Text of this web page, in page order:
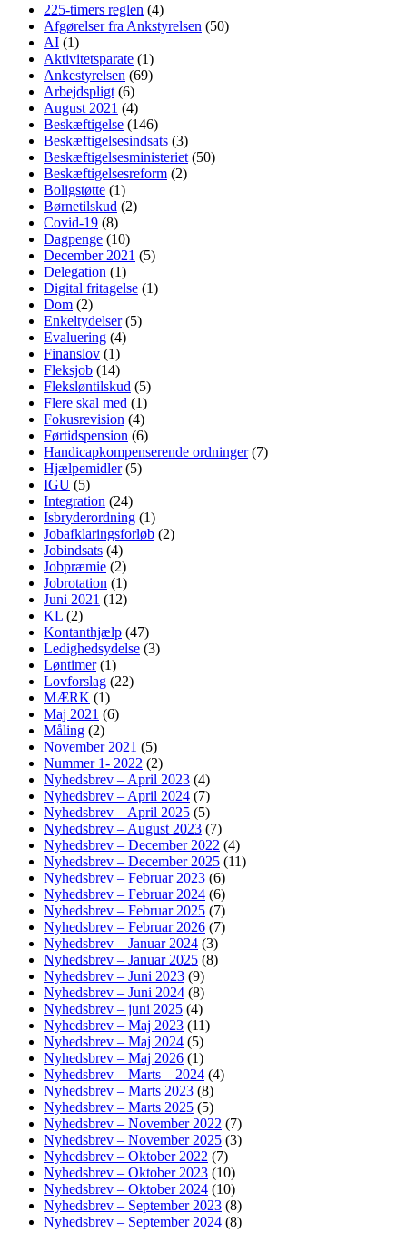
225-timers reglen (4)
Afgørelser fra Ankstyrelsen (50)
AI (1)
Aktivitetsparate (1)
Ankestyrelsen (69)
Arbejdspligt (6)
August 2021 (4)
Beskæftigelse (146)
Beskæftigelsesindsats (3)
Beskæftigelsesministeriet (50)
Beskæftigelsesreform (2)
Boligstøtte (1)
Børnetilskud (2)
Covid-19 (8)
Dagpenge (10)
December 2021 (5)
Delegation (1)
Digital fritagelse (1)
Dom (2)
Enkeltydelser(5)
Evaluering (4)
Finanslov (1)
Fleksjob (14)
Fleksløntilskud (5)
Flere skal med (1)
Fokusrevision (4)
Førtidspension (6)
Handicapkompenserende ordninger(7)
Hjælpemidler(5)
IGU (5)
Integration (24)
Isbryderordning (1)
Jobafklaringsforløb (2)
Jobindsats (4)
Jobpræmie (2)
Jobrotation (1)
Juni 2021 (12)
KL (2)
Kontanthjælp (47)
Ledighedsydelse (3)
Løntimer(1)
Lovforslag (22)
MÆRK (1)
Maj 2021 (6)
Måling (2)
November 2021 (5)
Nummer 1- 2022 (2)
Nyhedsbrev – April 2023 (4)
Nyhedsbrev – April 2024 (7)
Nyhedsbrev – April 2025 (5)
Nyhedsbrev – August 2023 (7)
Nyhedsbrev – December 2022 (4)
Nyhedsbrev – December 2025 (11)
Nyhedsbrev – Februar 2023 (6)
Nyhedsbrev – Februar 2024 (6)
Nyhedsbrev – Februar 2025 (7)
Nyhedsbrev – Februar 2026 (7)
Nyhedsbrev – Januar 2024 (3)
Nyhedsbrev – Januar 2025 (8)
Nyhedsbrev – Juni 2023 (9)
Nyhedsbrev – Juni 2024 (8)
Nyhedsbrev – juni 2025 (4)
Nyhedsbrev – Maj 2023 (11)
Nyhedsbrev – Maj 2024 (5)
Nyhedsbrev – Maj 2026 (1)
Nyhedsbrev – Marts – 2024 (4)
Nyhedsbrev – Marts 2023 (8)
Nyhedsbrev – Marts 2025 (5)
Nyhedsbrev – November 2022 (7)
Nyhedsbrev – November 2025 (3)
Nyhedsbrev – Oktober 2022 (7)
Nyhedsbrev – Oktober 2023 (10)
Nyhedsbrev – Oktober 2024 (10)
Nyhedsbrev – September 2023 (8)
Nyhedsbrev – September 2024 (8)